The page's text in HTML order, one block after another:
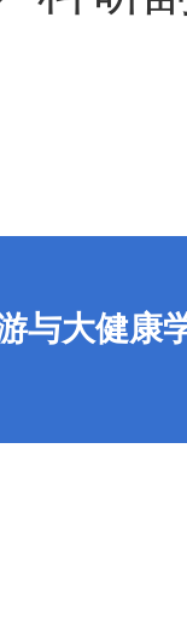
与大健康